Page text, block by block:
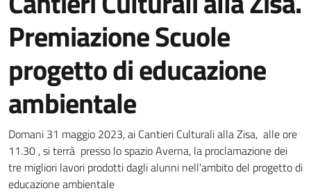
Premiazione Scuole
progetto di educazione
ambientale
Dettagli della notizia
Domani 31 maggio 2023, ai Cantieri Culturali alla Zisa, alle ore
11.30 , si terrà presso lo spazio Averna, la proclamazione dei
tre migliori lavori prodotti dagli alunni nell'ambito del progetto di
educazione ambientale